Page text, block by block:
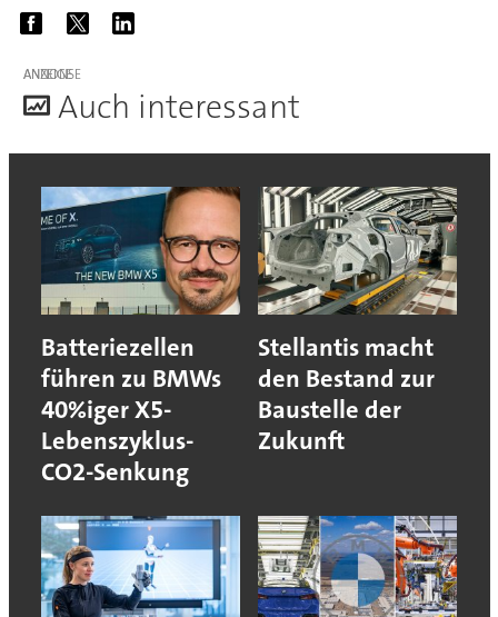
ANZEIGE
Auch interessant
Batteriezellen
führen zu BMWs
40%iger X5-
Lebenszyklus-
CO2-Senkung
Stellantis macht
den Bestand zur
Baustelle der
Zukunft